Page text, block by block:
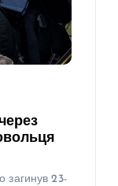
загинув 23-